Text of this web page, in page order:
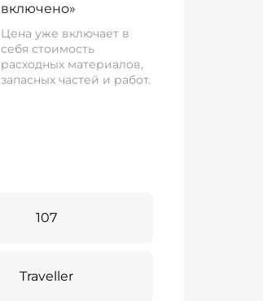
включено»
Цена уже включает в
себя стоимость
расходных материалов,
запасных частей и работ.
107
Traveller